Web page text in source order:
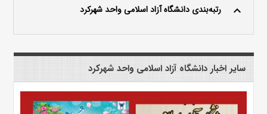
keyboard_arrow_up رتبه‌بندی دانشگاه آزاد اسلامی واحد شهرکرد
سایر اخبار دانشگاه آزاد اسلامی واحد شهرکرد